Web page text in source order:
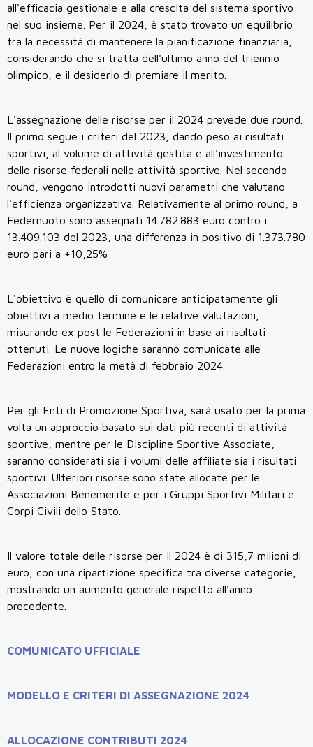
all'efficacia gestionale e alla crescita del sistema sportivo
nel suo insieme. Per il 2024, è stato trovato un equilibrio
tra la necessità di mantenere la pianificazione finanziaria,
considerando che si tratta dell'ultimo anno del triennio
olimpico, e il desiderio di premiare il merito.
L'assegnazione delle risorse per il 2024 prevede due round.
Il primo segue i criteri del 2023, dando peso ai risultati
sportivi, al volume di attività gestita e all'investimento
delle risorse federali nelle attività sportive. Nel secondo
round, vengono introdotti nuovi parametri che valutano
l'efficienza organizzativa. Relativamente al primo round, a
Federnuoto sono assegnati 14.782.883 euro contro i
13.409.103 del 2023, una differenza in positivo di 1.373.780
euro pari a +10,25%
L'obiettivo è quello di comunicare anticipatamente gli
obiettivi a medio termine e le relative valutazioni,
misurando ex post le Federazioni in base ai risultati
ottenuti. Le nuove logiche saranno comunicate alle
Federazioni entro la metà di febbraio 2024.
Per gli Enti di Promozione Sportiva, sarà usato per la prima
volta un approccio basato sui dati più recenti di attività
sportive, mentre per le Discipline Sportive Associate,
saranno considerati sia i volumi delle affiliate sia i risultati
sportivi. Ulteriori risorse sono state allocate per le
Associazioni Benemerite e per i Gruppi Sportivi Militari e
Corpi Civili dello Stato.
Il valore totale delle risorse per il 2024 è di 315,7 milioni di
euro, con una ripartizione specifica tra diverse categorie,
mostrando un aumento generale rispetto all'anno
precedente.
COMUNICATO UFFICIALE
MODELLO E CRITERI DI ASSEGNAZIONE 2024
ALLOCAZIONE CONTRIBUTI 2024